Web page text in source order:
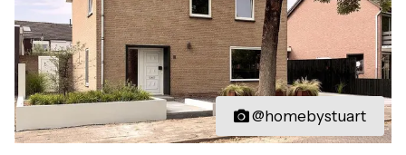
@homebystuart